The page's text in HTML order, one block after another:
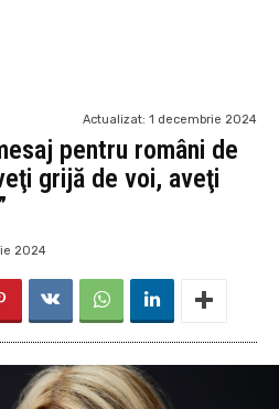
Actualizat: 1 decembrie 2024
pentru români de
grijă de voi, aveţi
2024